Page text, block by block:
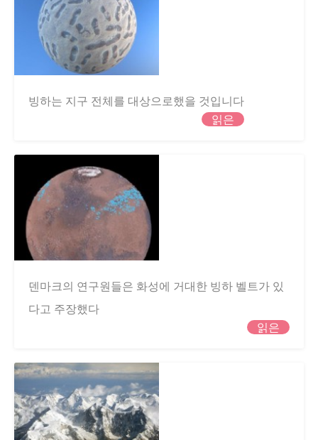
빙하는 지구 전체를 대상으로했을 것입니다
읽은
덴마크의 연구원들은 화성에 거대한 빙하 벨트가 있
다고 주장했다
읽은